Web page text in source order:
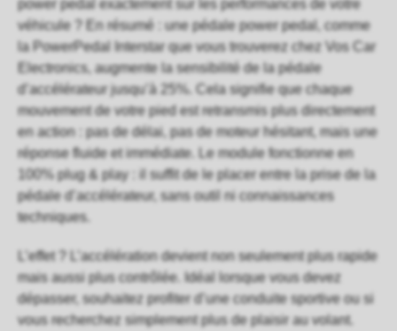
power pedal exactement sur les performances de votre
véhicule ? En résumé : une pédale power pedal, comme
la PowerPedal Interstar que vous trouverez chez Vos Car
Electronics, augmente la sensibilité de la pédale
d’accélérateur jusqu’à 25%. Cela signifie que chaque
mouvement de votre pied est retransmis plus directement
en action : pas de délai, pas de moteur hésitant, mais une
réponse fluide et immédiate. Le module fonctionne en
100% plug & play : il suffit de le placer entre la prise de la
pédale d’accélérateur, sans outil ni connaissances
techniques.
L’effet ? L’accélération devient non seulement plus rapide
mais aussi plus contrôlée. Idéal lorsque vous devez
dépasser, souhaitez profiter d’une conduite sportive ou si
vous recherchez simplement plus de plaisir au volant.